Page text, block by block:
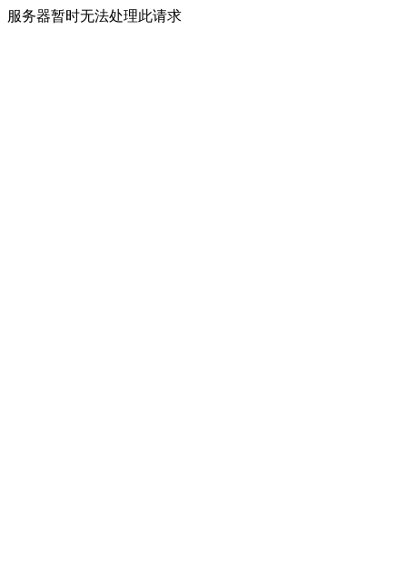
服务器暂时无法处理此请求